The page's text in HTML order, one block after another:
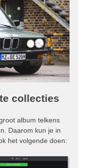
collecties
album telkens
Daarom kun je in
het volgende doen: